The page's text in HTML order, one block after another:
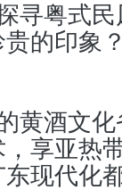
寻粤式
的印象
黄酒文
享亚热
东现代化